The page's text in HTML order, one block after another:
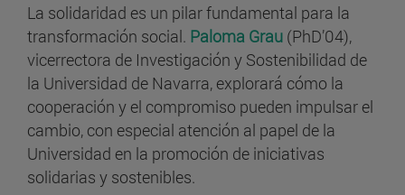
La solidaridad es un pilar fundamental para la
transformación social. Paloma Grau (PhD’04),
vicerrectora de Investigación y Sostenibilidad de
la Universidad de Navarra, explorará cómo la
cooperación y el compromiso pueden impulsar el
cambio, con especial atención al papel de la
Universidad en la promoción de iniciativas
solidarias y sostenibles.